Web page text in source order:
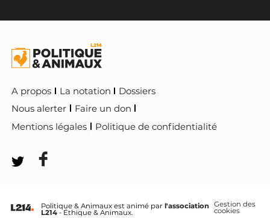
A propos La notation
Dossiers
Nous alerter
Faire un don
Mentions légales
Politique de confidentialité
Politique & Animaux est animé par l'association
L214 - Éthique & Animaux.
Gestion des
cookies